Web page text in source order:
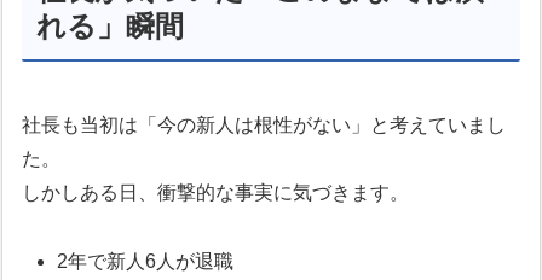
れる」瞬間
社長も当初は「今の新人は根性がない」と考えていまし
た。
しかしある日、衝撃的な事実に気づきます。
2年で新人6人が退職